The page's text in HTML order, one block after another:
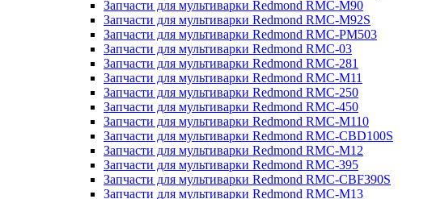
Запчасти для мультиварки Redmond RMC-M90
Запчасти для мультиварки Redmond RMC-M92S
Запчасти для мультиварки Redmond RMC-PM503
Запчасти для мультиварки Redmond RMC-03
Запчасти для мультиварки Redmond RMC-281
Запчасти для мультиварки Redmond RMC-M11
Запчасти для мультиварки Redmond RMC-250
Запчасти для мультиварки Redmond RMC-450
Запчасти для мультиварки Redmond RMC-M110
Запчасти для мультиварки Redmond RMC-CBD100S
Запчасти для мультиварки Redmond RMC-M12
Запчасти для мультиварки Redmond RMC-395
Запчасти для мультиварки Redmond RMC-CBF390S
Запчасти для мультиварки Redmond RMC-M13